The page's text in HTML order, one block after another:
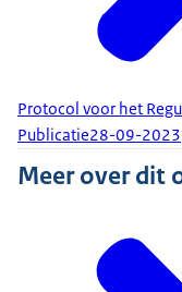
Protocol voor het
Publicatie28-09-2023
Meer over dit